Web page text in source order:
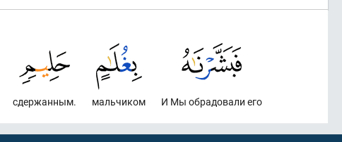
И Мы обрадовали его
мальчиком
сдержанным.